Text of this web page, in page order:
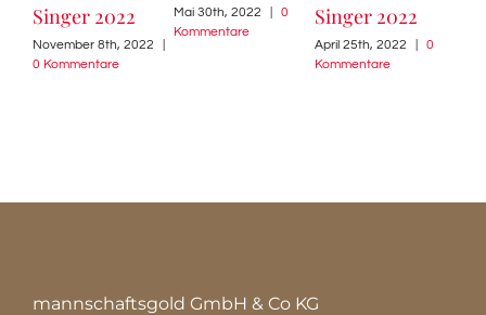
Singer 2022
November 8th, 2022
0 Kommentare
Mai 30th, 2022
0
Kommentare
Singer 2022
April 25th, 2022
0
Kommentare
mannschaftsgold GmbH & Co KG